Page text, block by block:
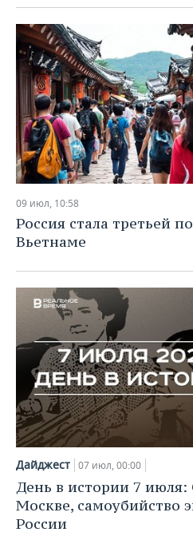
09 июл, 10:58
Россия стала третьей
Вьетнаме
Дайджест 07 июл, 00:00
День в истории 7
Москве, самоубийство
России